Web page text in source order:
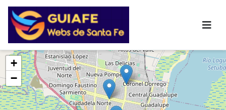
Categorías
Autos
Inmobiliarias
Clubes
+
−